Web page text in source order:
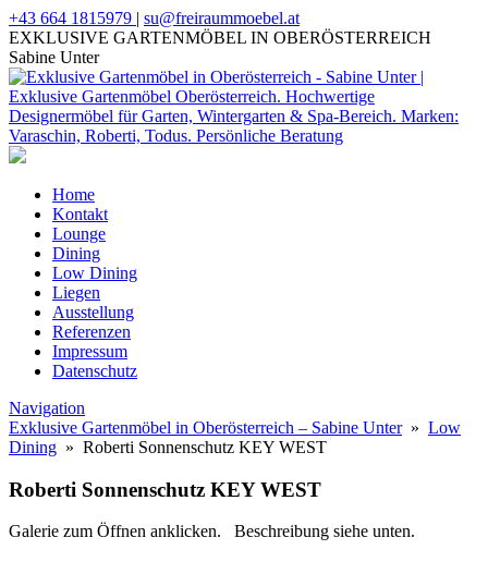
+43 664 1815979 | su@freiraummoebel.at
EXKLUSIVE GARTENMÖBEL IN OBERÖSTERREICH
Sabine Unter
Home
Kontakt
Lounge
Dining
Low Dining
Liegen
Ausstellung
Referenzen
Impressum
Datenschutz
Navigation
Exklusive Gartenmöbel in Oberösterreich – Sabine Unter» Low
Dining » Roberti Sonnenschutz KEY WEST
Roberti Sonnenschutz KEY WEST
Galerie zum Öffnen anklicken. Beschreibung siehe unten.